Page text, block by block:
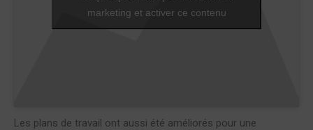
marketing et activer ce contenu
Les plans de travail ont aussi été améliorés pour une